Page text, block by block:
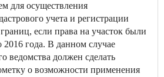
для осуществления
учета и регистрации
если права на участок были
2016 года. В данном случае
ведомства должен сделать
о возможности применения